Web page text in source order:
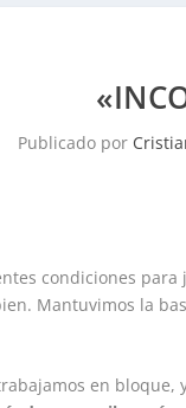
Publicado por
condiciones
Mantuvimos la
en bloque,